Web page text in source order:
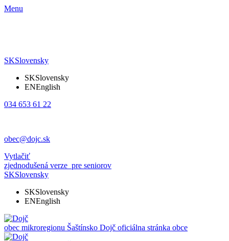
Menu
SKSlovensky
SKSlovensky
ENEnglish
034 653 61 22
obec@dojc.sk
Vytlačiť
zjednodušená verze pre seniorov
SKSlovensky
SKSlovensky
ENEnglish
obec mikroregionu Šaštínsko Dojč oficiálna stránka obce